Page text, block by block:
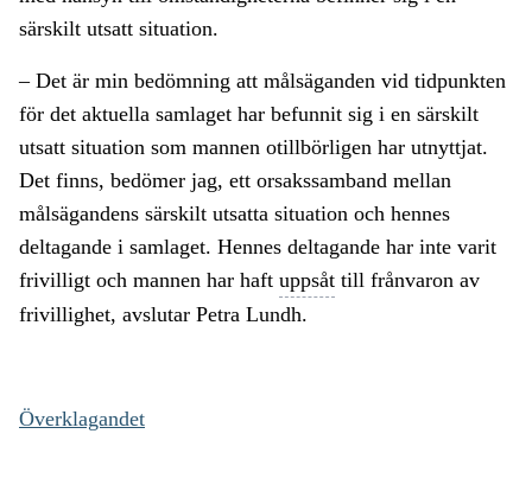
särskilt utsatt situation.
– Det är min bedömning att målsäganden vid tidpunkten
för det aktuella samlaget har befunnit sig i en särskilt
utsatt situation som mannen otillbörligen har utnyttjat.
Det finns, bedömer jag, ett orsakssamband mellan
målsägandens särskilt utsatta situation och hennes
deltagande i samlaget. Hennes deltagande har inte varit
frivilligt och mannen har haft uppsåt till frånvaron av
frivillighet, avslutar Petra Lundh.
Överklagandet